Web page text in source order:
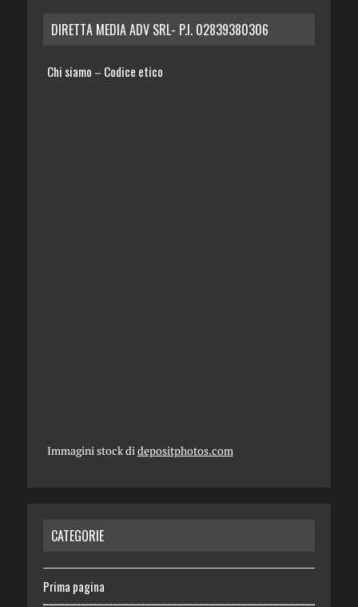
DIRETTA MEDIA ADV SRL- P.I. 02839380306
Chi siamo – Codice etico
Immagini stock didepositphotos.com
CATEGORIE
Prima pagina